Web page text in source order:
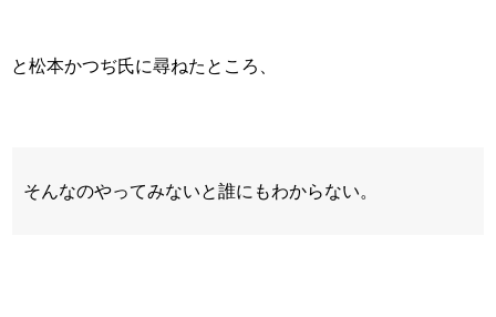
と松本かつぢ氏に尋ねたところ、
そんなのやってみないと誰にもわからない。